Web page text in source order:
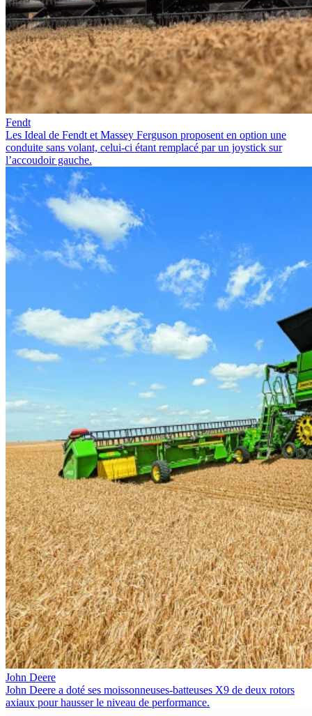
Fendt
Les Ideal de Fendt et Massey Ferguson proposent en option une
conduite sans volant, celui-ci étant remplacé par un joystick sur
l’accoudoir gauche.
John Deere
John Deere a doté ses moissonneuses-batteuses X9 de deux rotors
axiaux pour hausser le niveau de performance.